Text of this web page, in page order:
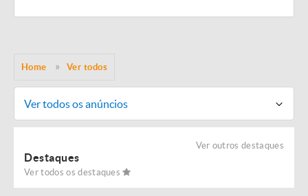
Home Ver todos
Ver todos os anúncios
Ver outros destaques
Destaques
Ver todos os destaques